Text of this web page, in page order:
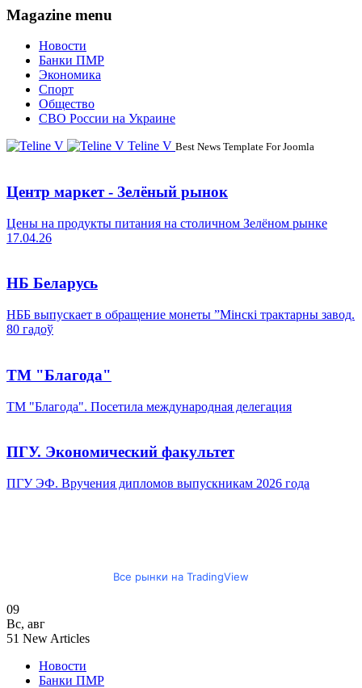
Magazine menu
Новости
Банки ПМР
Экономика
Спорт
Общество
СВО России на Украине
Teline V Best News Template For Joomla
Центр маркет - Зелёный рынок
Цены на продукты питания на столичном Зелёном рынке
17.04.26
НБ Беларусь
НББ выпускает в обращение монеты ”Мінскі трактарны завод.
80 гадоў
ТМ "Благода"
ТМ "Благода". Посетила международная делегация
ПГУ. Экономический факультет
ПГУ ЭФ. Вручения дипломов выпускникам 2026 года
Все рынки на TradingView
09
Вс, авг
51 New Articles
Новости
Банки ПМР